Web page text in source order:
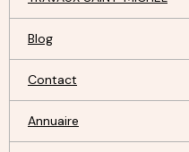
Blog
Contact
Annuaire